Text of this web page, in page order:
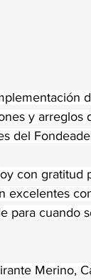
y arreglos
del
oy con gratitud
excelentes
para cuando
Merino,